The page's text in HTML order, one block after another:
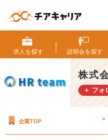
あ
り
涙
あ
り
⭐️
会！！
求人を探す 説明会を探す
株式
＋ フォ
企業TOP >